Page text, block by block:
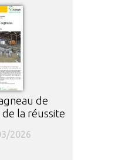
de
de la réussite
2026